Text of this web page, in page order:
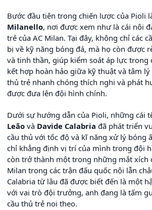
Bước đầu tiên trong chiến lược của Pioli
Milanello, nơi được xem như là cái nôi
trẻ của AC Milan. Tại đây, không chỉ các
bị về kỹ năng bóng đá, mà họ còn được
và tinh thần, giúp kiểm soát áp lực trong
kết hợp hoàn hảo giữa kỹ thuật và tâm
thủ trẻ nhanh chóng thích nghi và phát
được đưa lên đội hình chính.
Dưới sự hướng dẫn của Pioli, những cái
Leão và Davide Calabria đã phát triển
cầu thủ với tốc độ và kĩ năng xử lý bóng
chỉ khẳng định vị trí của mình trong đội
còn trở thành một trong những mắt xích
Milan trong các trận đấu quốc nội lẫn
Calabria từ lâu đã được biết đến là một
với vai trò đội trưởng, anh đang là tấm
cầu thủ trẻ noi theo.